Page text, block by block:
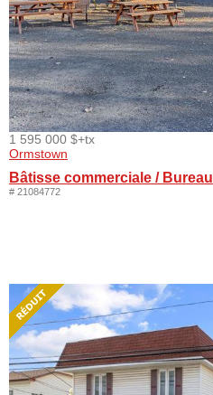
1 595 000 $+tx
Ormstown
Bâtisse commerciale / Bureau
# 21084772